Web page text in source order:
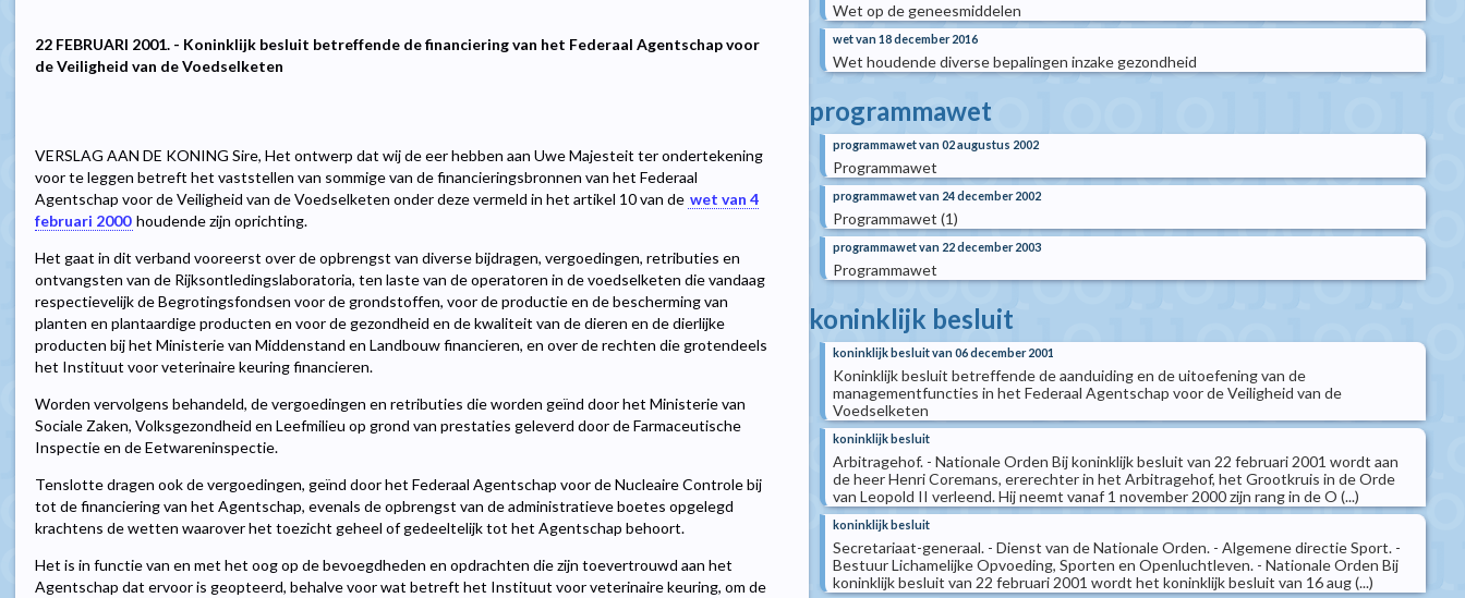
22 FEBRUARI 2001. - Koninklijk besluit betreffende de financiering van het Federaal Agentschap voor
de Veiligheid van de Voedselketen
VERSLAG AAN DE KONING Sire, Het ontwerp dat wij de eer hebben aan Uwe Majesteit ter ondertekening
voor te leggen betreft het vaststellen van sommige van de financieringsbronnen van het Federaal
Agentschap voor de Veiligheid van de Voedselketen onder deze vermeld in het artikel 10 van de wet van 4
februari 2000 houdende zijn oprichting.
Het gaat in dit verband vooreerst over de opbrengst van diverse bijdragen, vergoedingen, retributies en
ontvangsten van de Rijksontledingslaboratoria, ten laste van de operatoren in de voedselketen die vandaag
respectievelijk de Begrotingsfondsen voor de grondstoffen, voor de productie en de bescherming van
planten en plantaardige producten en voor de gezondheid en de kwaliteit van de dieren en de dierlijke
producten bij het Ministerie van Middenstand en Landbouw financieren, en over de rechten die grotendeels
het Instituut voor veterinaire keuring financieren.
Worden vervolgens behandeld, de vergoedingen en retributies die worden geïnd door het Ministerie van
Sociale Zaken, Volksgezondheid en Leefmilieu op grond van prestaties geleverd door de Farmaceutische
Inspectie en de Eetwareninspectie.
Tenslotte dragen ook de vergoedingen, geïnd door het Federaal Agentschap voor de Nucleaire Controle bij
tot de financiering van het Agentschap, evenals de opbrengst van de administratieve boetes opgelegd
krachtens de wetten waarover het toezicht geheel of gedeeltelijk tot het Agentschap behoort.
Het is in functie van en met het oog op de bevoegdheden en opdrachten die zijn toevertrouwd aan het
Agentschap dat ervoor is geopteerd, behalve voor wat betreft het Instituut voor veterinaire keuring, om de
Wet op de geneesmiddelen
wet van 18 december 2016
Wet houdende diverse bepalingen inzake gezondheid
programmawet
programmawet van 02 augustus 2002
Programmawet
programmawet van 24 december 2002
Programmawet (1)
programmawet van 22 december 2003
Programmawet
koninklijk besluit
koninklijk besluit van 06 december 2001
Koninklijk besluit betreffende de aanduiding en de uitoefening van de
managementfuncties in het Federaal Agentschap voor de Veiligheid van de
Voedselketen
koninklijk besluit
Arbitragehof. - Nationale Orden Bij koninklijk besluit van 22 februari 2001 wordt aan
de heer Henri Coremans, ererechter in het Arbitragehof, het Grootkruis in de Orde
van Leopold II verleend. Hij neemt vanaf 1 november 2000 zijn rang in de O (...)
koninklijk besluit
Secretariaat-generaal. - Dienst van de Nationale Orden. - Algemene directie Sport. -
Bestuur Lichamelijke Opvoeding, Sporten en Openluchtleven. - Nationale Orden Bij
koninklijk besluit van 22 februari 2001 wordt het koninklijk besluit van 16 aug (...)